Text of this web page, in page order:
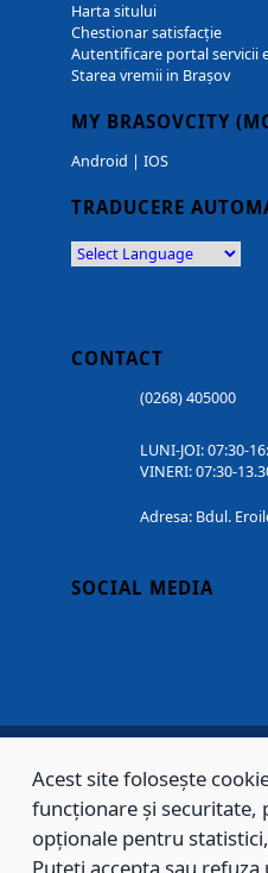
Harta sitului
Chestionar satisfacție
Autentificare portal servicii
Starea vremii in Brașov
MY BRASOVCITY
Android | IOS
TRADUCERE
CONTACT
(0268) 405000
LUNI-JOI: 07:30-
VINERI: 07:30-
Adresa: Bdul.
SOCIAL MEDIA
Copyright © 2002 - 2026 - PRIMĂRIA
rezervate.
Acest site folosește
funcționare și securitate,
opționale pentru
Puteți accepta sau